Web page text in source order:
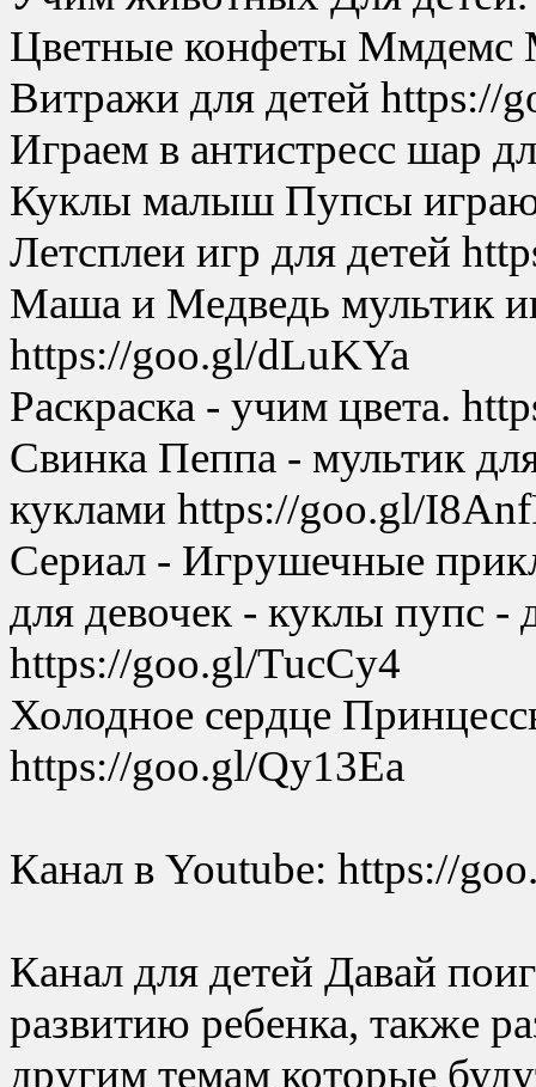
Цветные конфеты Ммдемс
Витражи для детей https://
Играем в антистресс шар
Куклы малыш Пупсы
Летсплеи игр для детей
Маша и Медведь мультик
https://goo.gl/dLuKYa
Раскраска - учим цвета.
Свинка Пеппа - мультик
куклами https://goo.gl/
Сериал - Игрушечные
для девочек - куклы пупс -
https://goo.gl/TucCy4
Холодное сердце
https://goo.gl/Qy13Ea
Канал в Youtube: https://
Канал для детей Давай
развитию ребенка, также
другим темам которые